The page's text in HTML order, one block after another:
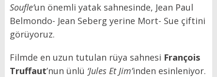
Soufle’un önemli yatak sahnesinde, Jean Paul
Belmondo- Jean Seberg yerine Mort- Sue çiftini
görüyoruz.
Filmde en uzun tutulan rüya sahnesi François
Truffaut’nun ünlü ‘Jules Et Jim’inden esinleniyor.